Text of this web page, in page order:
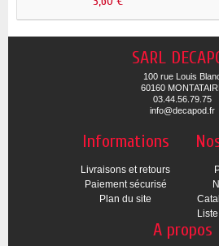
SARL
100 rue Louis
60160
03.44.56.79.75
info@decapod.fr
Informations
Livraisons et retours
Paiement sécurisé
Plan du site
A propos